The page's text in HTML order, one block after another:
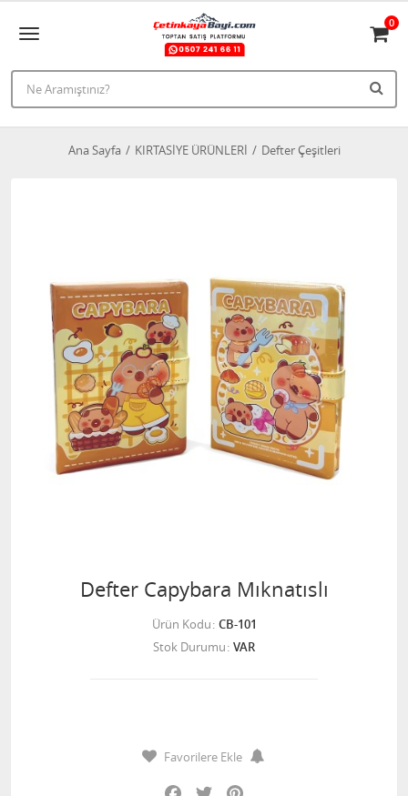
0
Ana Sayfa KIRTASİYE ÜRÜNLERİ Defter Çeşitleri
Defter Capybara Mıknatıslı
Ürün Kodu CB-101
Stok Durumu VAR
Favorilere Ekle
Facebook
Twitter